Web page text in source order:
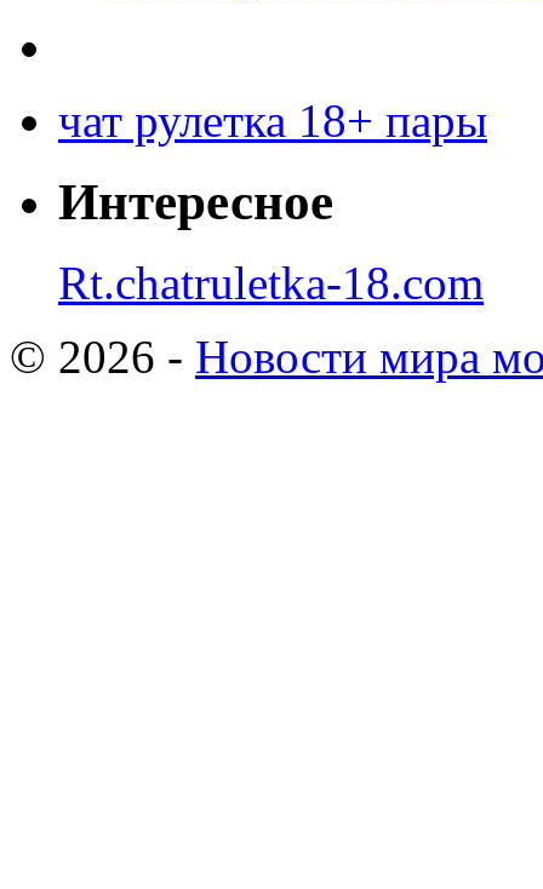
чат рулетка 18+ пары
Интересное
Rt.chatruletka-18.com
© 2026 - Новости мира